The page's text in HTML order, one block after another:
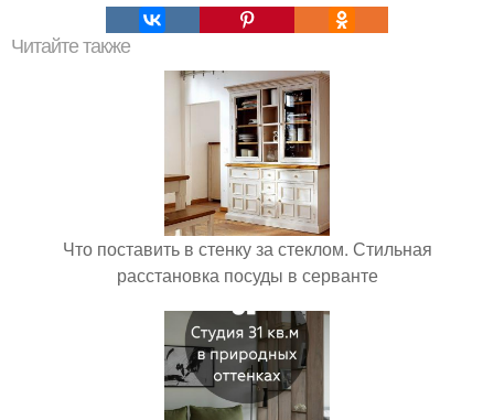
Читайте также
Что поставить в стенку за стеклом. Стильная
расстановка посуды в серванте